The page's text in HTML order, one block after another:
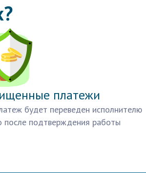
платежи
будет переведен исполнителю
после подтверждения работы